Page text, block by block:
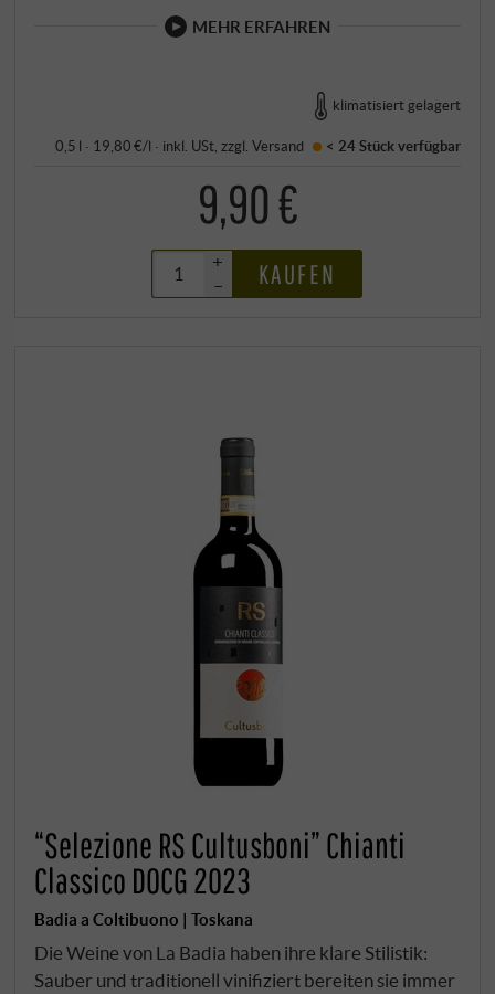
MEHR ERFAHREN
klimatisiert gelagert
0,5 l · 19,80 €/l · inkl. USt , zzgl.Versand < 24 Stückverfügbar
9,90 €
+
–
KAUFEN
“Selezione RS Cultusboni” Chianti
Classico DOCG 2023
Badia a Coltibuono | Toskana
Die Weine von La Badia haben ihre klare Stilistik:
Sauber und traditionell vinifiziert bereiten sie immer